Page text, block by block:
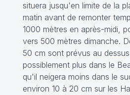
situera jusqu'en limite de la
matin avant de remonter
1000 mètres en après-midi,
vers 500 mètres dimanche.
50 cm sont prévus au
possiblement plus dans le
qu'il neigera moins dans le
environ 10 à 20 cm sur les